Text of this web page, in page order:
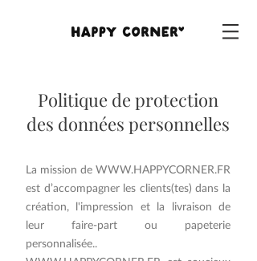
Politique de protection
des données personnelles
La mission de WWW.HAPPYCORNER.FR
est d’accompagner les clients(tes) dans la
création, l'impression et la livraison de
leur faire-part ou papeterie
personnalisée..